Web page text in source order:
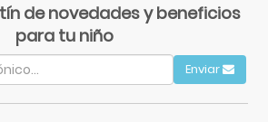
de novedades y beneficios
para tu niño
Enviar